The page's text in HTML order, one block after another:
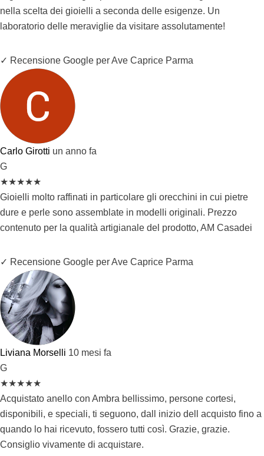
nella scelta dei gioielli a seconda delle esigenze. Un
laboratorio delle meraviglie da visitare assolutamente!
✓ Recensione Google per Ave Caprice Parma
Carlo Girotti un anno fa
G
★★★★★
Gioielli molto raffinati in particolare gli orecchini in cui pietre
dure e perle sono assemblate in modelli originali. Prezzo
contenuto per la qualità artigianale del prodotto, AM Casadei
✓ Recensione Google per Ave Caprice Parma
Liviana Morselli 10 mesi fa
G
★★★★★
Acquistato anello con Ambra bellissimo, persone cortesi,
disponibili, e speciali, ti seguono, dall inizio dell acquisto fino a
quando lo hai ricevuto, fossero tutti così. Grazie, grazie.
Consiglio vivamente di acquistare.